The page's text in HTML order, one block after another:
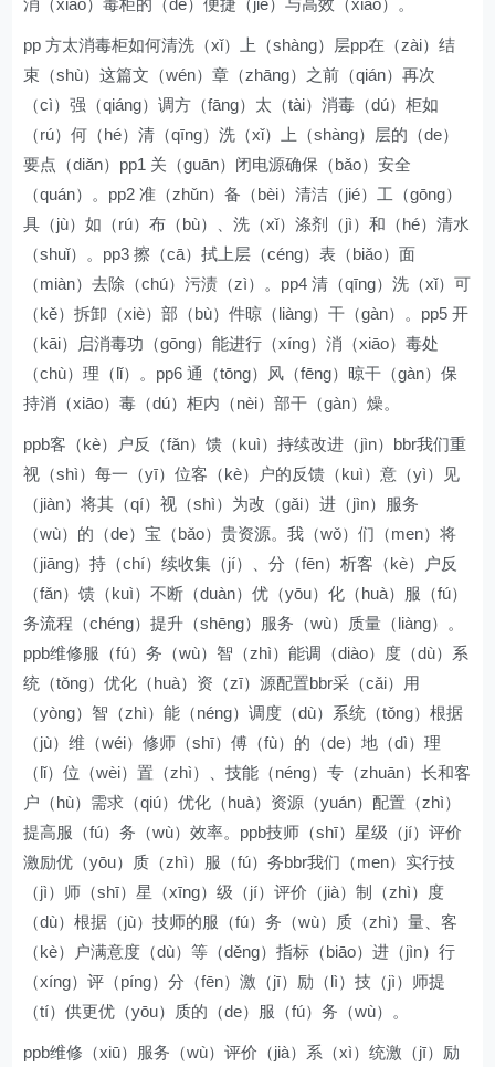
消（xiāo）毒柜的（de）便捷（jié）与高效（xiào）。
pp 方太消毒柜如何清洗（xǐ）上（shàng）层pp在（zài）结
束（shù）这篇文（wén）章（zhāng）之前（qián）再次
（cì）强（qiáng）调方（fāng）太（tài）消毒（dú）柜如
（rú）何（hé）清（qīng）洗（xǐ）上（shàng）层的（de）
要点（diǎn）pp1 关（guān）闭电源确保（bǎo）安全
（quán）。pp2 准（zhǔn）备（bèi）清洁（jié）工（gōng）
具（jù）如（rú）布（bù）、洗（xǐ）涤剂（jì）和（hé）清水
（shuǐ）。pp3 擦（cā）拭上层（céng）表（biǎo）面
（miàn）去除（chú）污渍（zì）。pp4 清（qīng）洗（xǐ）可
（kě）拆卸（xiè）部（bù）件晾（liàng）干（gàn）。pp5 开
（kāi）启消毒功（gōng）能进行（xíng）消（xiāo）毒处
（chù）理（lǐ）。pp6 通（tōng）风（fēng）晾干（gàn）保
持消（xiāo）毒（dú）柜内（nèi）部干（gàn）燥。
ppb客（kè）户反（fǎn）馈（kuì）持续改进（jìn）bbr我们重
视（shì）每一（yī）位客（kè）户的反馈（kuì）意（yì）见
（jiàn）将其（qí）视（shì）为改（gǎi）进（jìn）服务
（wù）的（de）宝（bǎo）贵资源。我（wǒ）们（men）将
（jiāng）持（chí）续收集（jí）、分（fēn）析客（kè）户反
（fǎn）馈（kuì）不断（duàn）优（yōu）化（huà）服（fú）
务流程（chéng）提升（shēng）服务（wù）质量（liàng）。
ppb维修服（fú）务（wù）智（zhì）能调（diào）度（dù）系
统（tǒng）优化（huà）资（zī）源配置bbr采（cǎi）用
（yòng）智（zhì）能（néng）调度（dù）系统（tǒng）根据
（jù）维（wéi）修师（shī）傅（fù）的（de）地（dì）理
（lǐ）位（wèi）置（zhì）、技能（néng）专（zhuān）长和客
户（hù）需求（qiú）优化（huà）资源（yuán）配置（zhì）
提高服（fú）务（wù）效率。ppb技师（shī）星级（jí）评价
激励优（yōu）质（zhì）服（fú）务bbr我们（men）实行技
（jì）师（shī）星（xīng）级（jí）评价（jià）制（zhì）度
（dù）根据（jù）技师的服（fú）务（wù）质（zhì）量、客
（kè）户满意度（dù）等（děng）指标（biāo）进（jìn）行
（xíng）评（píng）分（fēn）激（jī）励（lì）技（jì）师提
（tí）供更优（yōu）质的（de）服（fú）务（wù）。
ppb维修（xiū）服务（wù）评价（jià）系（xì）统激（jī）励